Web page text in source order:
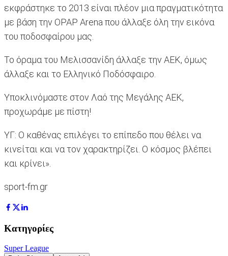
εκφράστηκε το 2013 είναι πλέον μια πραγματικότητα
με βάση την OPAP Arena που άλλαξε όλη την εικόνα
του ποδοσφαίρου μας.
Το όραμα του Μελισσανίδη άλλαξε την ΑΕΚ, όμως
άλλαξε και το Ελληνικό Ποδόσφαιρο.
Υποκλινόμαστε στον Λαό της Μεγάλης ΑΕΚ,
προχωράμε με πίστη!
ΥΓ: Ο καθένας επιλέγει το επίπεδο που θέλει να
κινείται και να τον χαρακτηρίζει. Ο κόσμος βλέπει
και κρίνει».
sport-fm.gr
Κατηγορίες
Super League